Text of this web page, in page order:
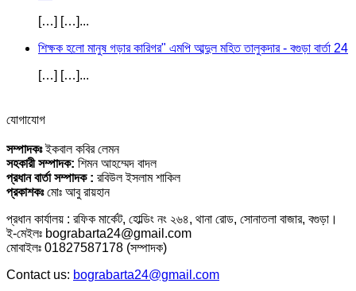
[…] […]...
শিক্ষক হলো মানুষ গড়ার কারিগর" এমপি আব্দুল মহিত তালুকদার - বগুড়া বার্তা 24
[…] […]...
যোগাযোগ
সম্পাদকঃইকবাল কবির লেমন
সহকারী সম্পাদক: শিমন আহম্মেদ বাদল
প্রধান বার্তা সম্পাদক : রবিউল ইসলাম শাকিল
প্রকাশকঃমোঃ আবু রায়হান
প্রধান কার্যালয় : রফিক মার্কেট, হোল্ডিং নং ২৬৪, থানা রোড, সোনাতলা বাজার, বগুড়া।
ই-মেইলঃ bograbarta24@gmail.com
মোবাইলঃ 01827587178 (সম্পাদক)
Contact us: bograbarta24@gmail.com